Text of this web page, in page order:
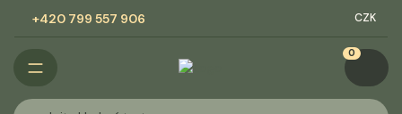
+420 799 557 906 CZK
0